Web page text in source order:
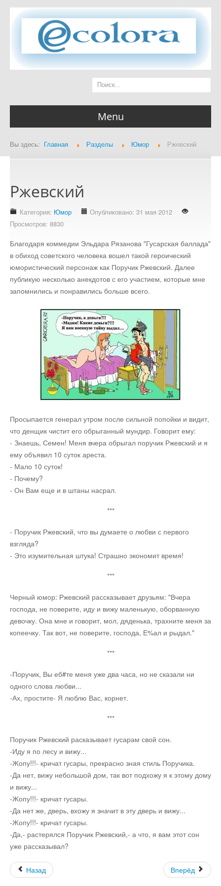
Menu
Главная страница
Детям
Информационные технологии
Кулинария
Это интересно
Юмор
Мысли
Языки
Остальное
Контакты
Вы здесь: Главная Разделы Юмор Ржевский
Ржевский
Категория: Юмор
Опубликовано: 31 мая 2012
Просмотров: 8830
Благодаря коммедии Эльдара Рязанова "Гусарская баллада"
в обиход советского человека вошел такой героический
юмористический персонаж как Поручик Ржевский. Далее
публикую несколько анекдотов с его участием, которые мне
запомнились и понравились больше всего.
Просыпается генерал утром после сильной попойки и видит,
что денщик чистит его обрыганный мундир. Говорит ему:
- Знаешь, Семен! Меня вчера обрыгал поручик Ржевский и я
ему объявил 10 суток ареста.
- Мало 10 суток!
- Почему?
- Он Вам еще и в штаны насрал.
***
- Поручик Ржевский, что вы думаете о любви с первого
взгляда?
- Это изумительная штука! Страшно экономит время!
***
Черный юмор: Ржевский рассказывает друзьям: "Вчера
господа, не поверите, иду и вижу маленькую, оборванную
девочку. Она мне и говорит, мол, дяденька, трахните меня за
копеечку. Так вот, не поверите, господа, Е%ал и рыдал."
***
-Поручик, Вы еб#те меня уже два часа, но не сказали ни
одного слова любви...
-Ах, простите- Я люблю Вас, корнет.
***
Поручик Ржевский расказывает гусарам свой сон.
-Иду я по лесу и вижу...
-Жопу!!!- кричат гусары, прекрасно зная стиль Поручика.
-Да нет, вижу небольшой дом, так вот подхожу я к этому дому
и вижу...
-Жопу!!!- кричат гусары.
-Да нет же, дверь, вхожу я значит в эту дверь и вижу...
-Жопу!!!- кричат гусары.
-Да,- растерялся Поручик Ржевский,- а что, я вам этот сон
уже рассказывал?
Назад Вперёд